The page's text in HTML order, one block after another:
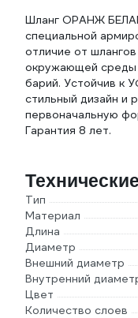
Шланг ОРАНЖ
специальной
отличие от
окружающей среды
барий. Устойчив к
стильный дизайн и
первоначальную
Гарантия 8 лет.
Тип
Материал
Длина
Диаметр
Внешний диаметр
Внутренний
Цвет
Количество слоев